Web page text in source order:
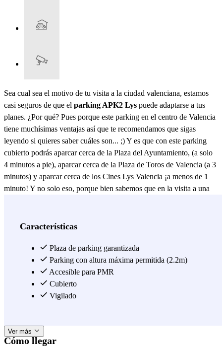
Sea cual sea el motivo de tu visita a la ciudad valenciana, estamos
casi seguros de que el parking APK2 Lys puede adaptarse a tus
planes. ¿Por qué? Pues porque este parking en el centro de Valencia
tiene muchísimas ventajas así que te recomendamos que sigas
leyendo si quieres saber cuáles son... ;) Y es que con este parking
cubierto podrás aparcar cerca de la Plaza del Ayuntamiento, (a solo
4 minutos a pie), aparcar cerca de la Plaza de Toros de Valencia (a 3
minutos) y aparcar cerca de los Cines Lys Valencia ¡a menos de 1
minuto! Y no solo eso, porque bien sabemos que en la visita a una
importante de la ciudad y arrasar en todas las tiendas de moda. :)
y moverte por la ciudad mientras tienes tu coche resguardado en este
¡parking 24h! Sí, sí, no importa si eres de los que no planea la vuelta
a casa... porque podrás llegar a cualquier hora del día. Creo que
poco más se puede pedir si quieres aparcar en el centro de
Valencia… así que asegura tu plaza en el parking APK2 Lys y
Ver más
Características
Plaza de parking garantizada
Parking con altura máxima permitida (2.2m)
Accesible para PMR
Cubierto
Vigilado
Cómo llegar